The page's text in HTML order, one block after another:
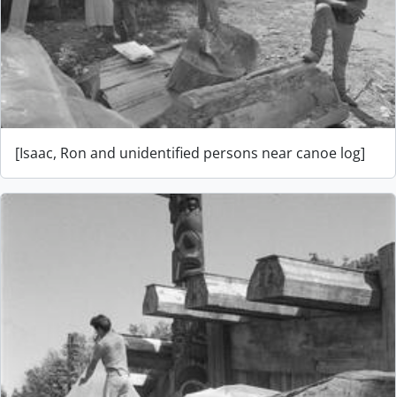
[Isaac, Ron and unidentified persons near canoe log]